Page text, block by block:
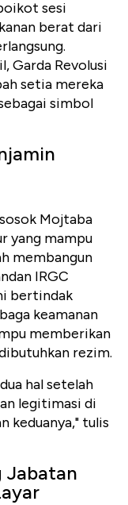
sesi
berat dari
Garda Revolusi
setia mereka
simbol
Mojtaba
yang mampu
membangun
IRGC
bertindak
keamanan
memberikan
rezim.
hal setelah
legitimasi di
keduanya," tulis
Jabatan